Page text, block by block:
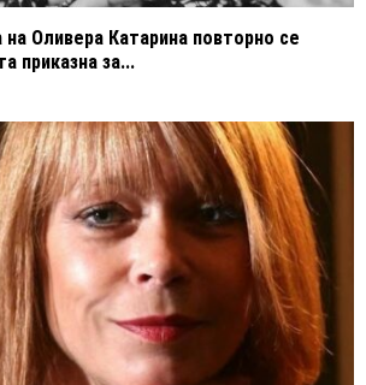
Оливера Катарина повторно се
приказна за...